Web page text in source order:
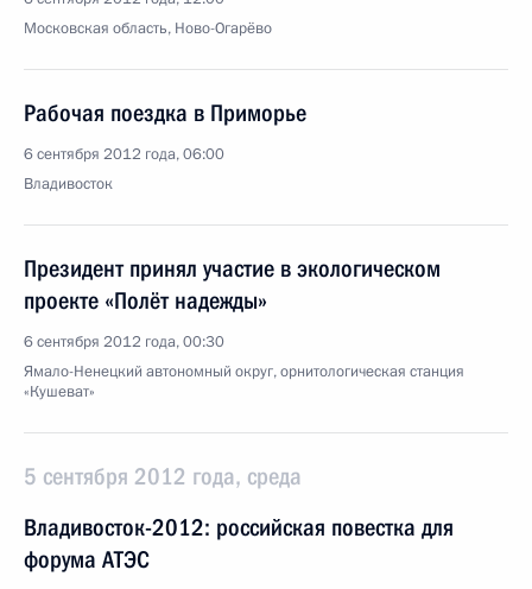
Московская область, Ново-Огарёво
Рабочая поездка в Приморье
6 сентября 2012 года, 06:00
Владивосток
Президент принял участие в экологическом
проекте «Полёт надежды»
6 сентября 2012 года, 00:30
Ямало-Ненецкий автономный округ, орнитологическая станция
«Кушеват»
5 сентября 2012 года, среда
Владивосток-2012: российская повестка для
форума АТЭС